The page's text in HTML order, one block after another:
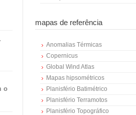
o
mapas de referência
Anomalias Térmicas
Copernicus
Global Wind Atlas
Mapas hipsométricos
Planisfério Batimétrico
Planisfério Terramotos
Planisfério Topográfico